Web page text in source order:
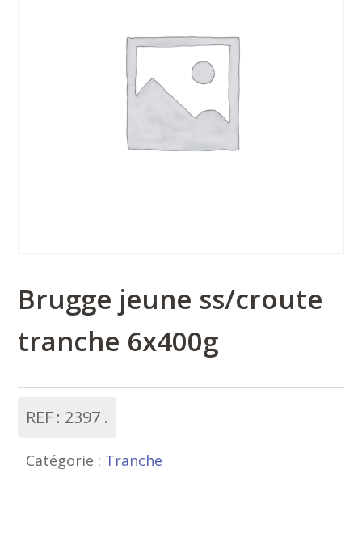
Brugge jeune ss/croute
tranche 6x400g
REF : 2397
Catégorie : Tranche